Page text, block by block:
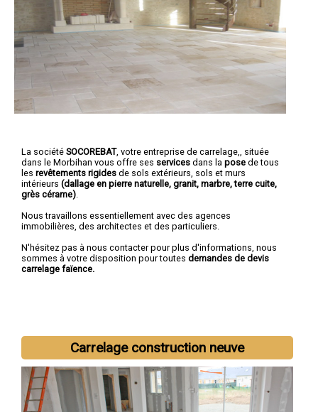
La société SOCOREBAT, votre entreprise de carrelage,
, située
dans le Morbihan vous offre ses services dans la pose de tous
les revêtements rigides de sols extérieurs, sols et murs
intérieurs (dallage en pierre naturelle, granit, marbre, terre cuite,
grès cérame)
Nous travaillons essentiellement avec des agences
immobilières, des architectes et des particuliers.
N'hésitez pas à nous contacter pour plus d'informations, nous
sommes à votre disposition pour toutes demandes de devis
carrelage faïence.
Carrelage construction neuve